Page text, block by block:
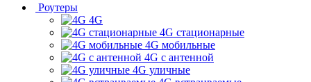
Роутеры
4G
4G стационарные
4G мобильные
4G с антенной
4G уличные